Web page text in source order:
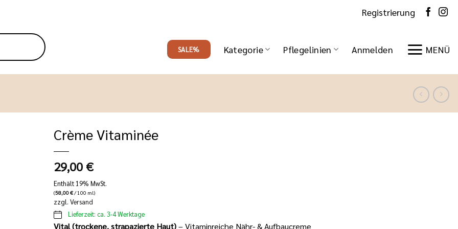
Registrierung
SALE% Kategorie Pflegelinien Anmelden MENÜ
Crème Vitaminée
29,00 €
Enthält 19% MwSt.
(58,00€/ 100 ml)
zzgl. Versand
Lieferzeit: ca. 3-4 Werktage
Vital (trockene, strapazierte Haut)– Vitaminreiche Nähr- & Aufbaucreme